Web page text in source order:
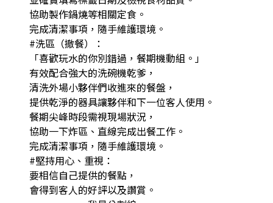
協助製作鍋燒等相關定食。
完成清潔事項，隨手維護環境。
#洗區（撤餐）：
「喜歡玩水的你別錯過，餐期機動組。」
有效配合強大的洗碗機乾爹，
清洗外場小夥伴們收進來的餐盤，
提供乾淨的器具讓夥伴和下一位客人使用。
餐期尖峰時段需視現場狀況，
協助一下炸區、直線完成出餐工作。
完成清潔事項，隨手維護環境。
#堅持用心、重視：
要相信自己提供的餐點，
會得到客人的好評以及讚賞。